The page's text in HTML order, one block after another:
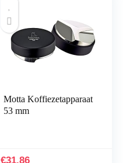
Motta Koffiezetapparaat
53 mm
€31.86